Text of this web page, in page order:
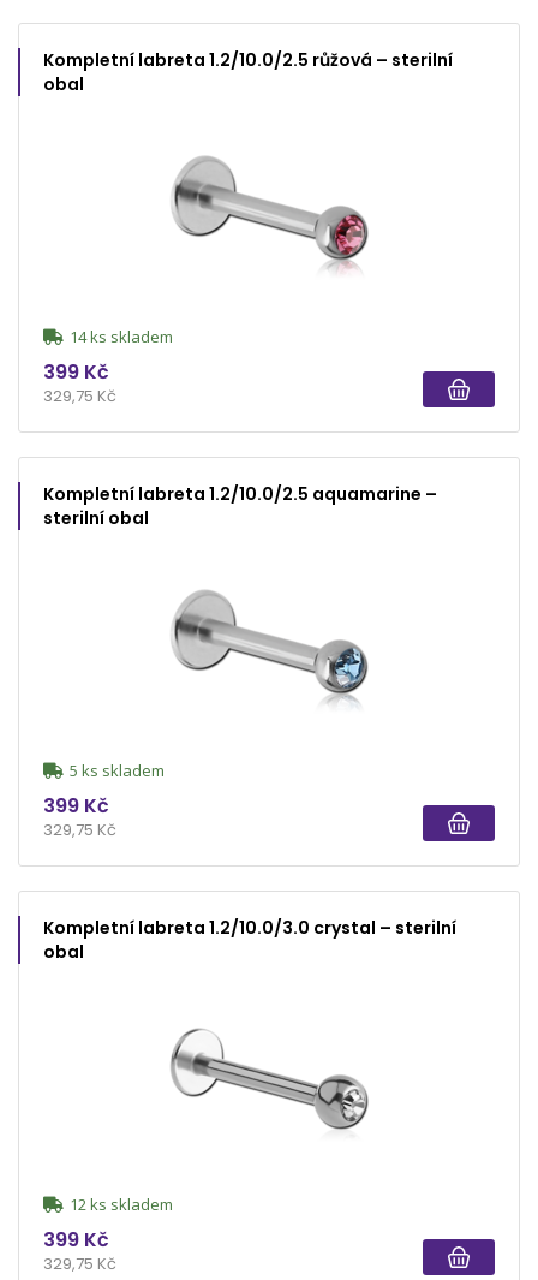
Kompletní labreta 1.2/10.0/2.5 růžová – sterilní
obal
14 ks skladem
399 Kč
329,75 Kč
Kompletní labreta 1.2/10.0/2.5 aquamarine –
sterilní obal
5 ks skladem
399 Kč
329,75 Kč
Kompletní labreta 1.2/10.0/3.0 crystal – sterilní
obal
12 ks skladem
399 Kč
329,75 Kč